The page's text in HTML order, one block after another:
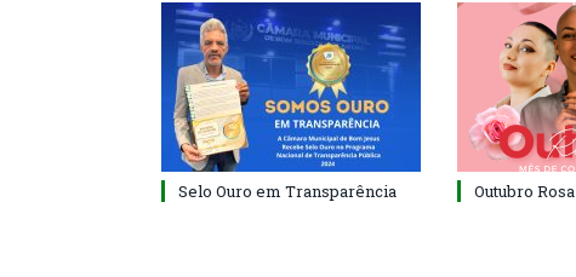
Selo Ouro em Transparência Outubro Rosa